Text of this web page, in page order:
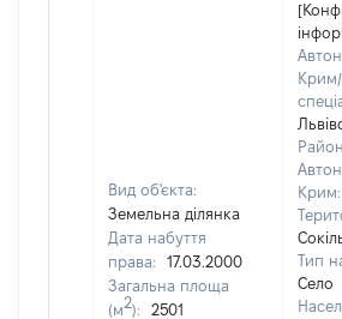
Вид об'єкта:
Земельна ділянка
Дата набуття
права:
17.03.2000
Загальна площа
(м2):
2501
Крим/
Крим:
Тип
Село